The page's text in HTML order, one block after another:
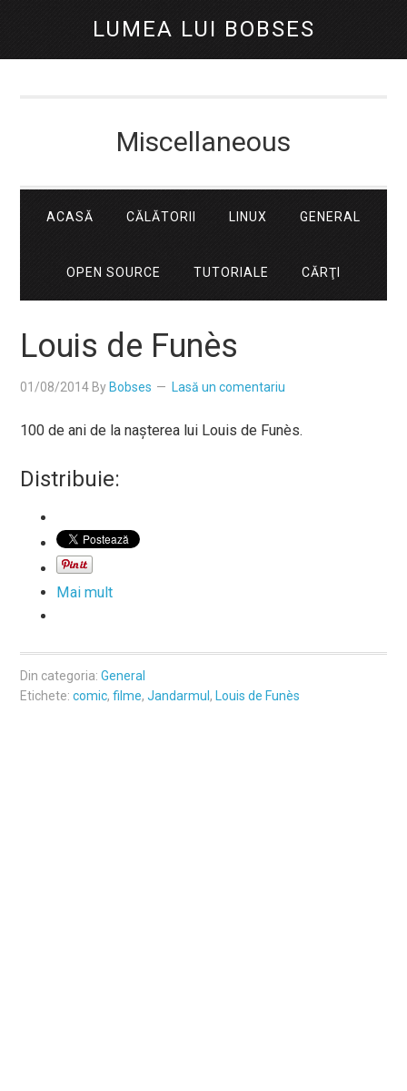
LUMEA LUI BOBSES
Miscellaneous
ACASĂ CĂLĂTORII LINUX GENERAL
OPEN SOURCE TUTORIALE CĂRŢI
Louis de Funès
01/08/2014 By Bobses Lasă un comentariu
100 de ani de la nașterea lui Louis de Funès.
Distribuie:
Mai mult
Din categoria:General
Etichete:comic,filme,Jandarmul , Louis de Funès